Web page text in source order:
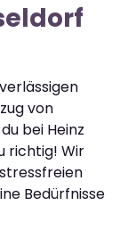
von
bei Heinz
richtig! Wir
Bedürfnisse